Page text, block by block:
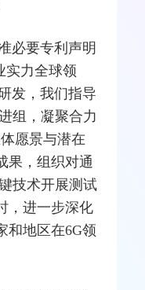
必要专利声明
实力全球领
发，我们指导
组，凝聚合力
愿景与潜在
果，组织对通
技术开展测试
，进一步深化
和地区在6G领